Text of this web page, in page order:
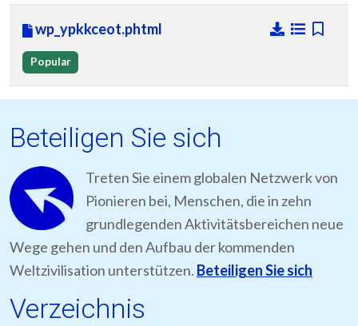
wp_ypkkceot.phtml
Popular
Beteiligen Sie sich
Treten Sie einem globalen Netzwerk von
Pionieren bei, Menschen, die in zehn
grundlegenden Aktivitätsbereichen neue
Wege gehen und den Aufbau der kommenden
Weltzivilisation unterstützen. Beteiligen Sie sich
Verzeichnis